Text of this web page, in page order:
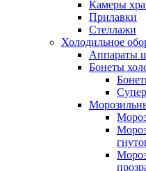
Камеры
Прилавки
Стеллажи
Холодильное
Аппараты
Бонеты